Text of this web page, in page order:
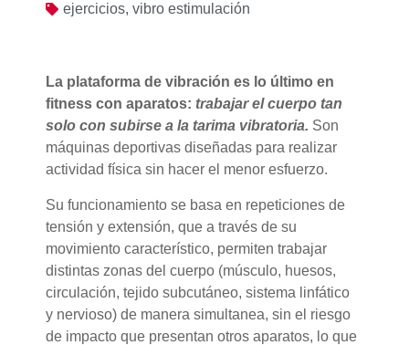
ejercicios, vibro estimulación
La plataforma de vibración es lo último en
fitness con aparatos: trabajar el cuerpo tan
solo con subirse a la tarima vibratoria. Son
máquinas deportivas diseñadas para realizar
actividad física sin hacer el menor esfuerzo.
Su funcionamiento se basa en repeticiones de
tensión y extensión, que a través de su
movimiento característico, permiten trabajar
distintas zonas del cuerpo (músculo, huesos,
circulación, tejido subcutáneo, sistema linfático
y nervioso) de manera simultanea, sin el riesgo
de impacto que presentan otros aparatos, lo que